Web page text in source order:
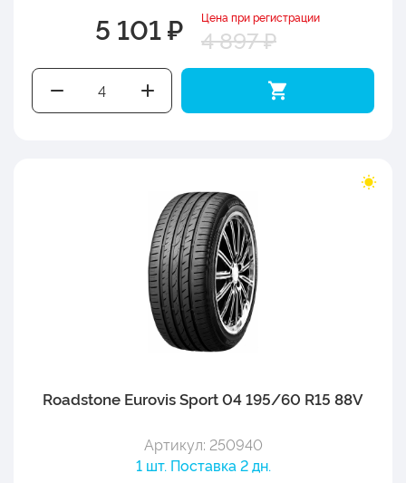
5 101 ₽ Цена при регистрации
4 897 ₽
Roadstone Eurovis Sport 04 195/60 R15 88V
Артикул: 250940
1 шт. Поставка 2 дн.